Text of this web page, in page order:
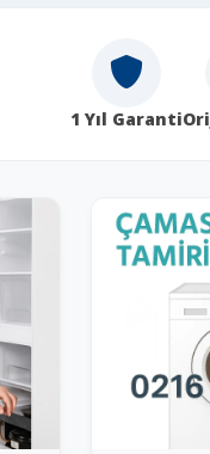
1 Yıl Garanti